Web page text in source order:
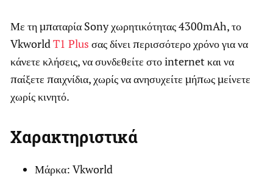
Με τη μπαταρία Sony χωρητικότητας 4300mAh, το
Vkworld T1 Plus σας δίνει περισσότερο χρόνο για να
κάνετε κλήσεις, να συνδεθείτε στο internet και να
παίξετε παιχνίδια, χωρίς να ανησυχείτε μήπως μείνετε
χωρίς κινητό.
Χαρακτηριστικά
Μάρκα: Vkworld